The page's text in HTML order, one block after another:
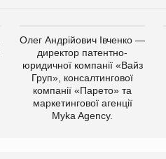
Олег Андрійович Івченко —
директор патентно-
юридичної компанії «Вайз
Груп», консалтингової
компанії «Парето» та
маркетингової агенції
Myka Agency.